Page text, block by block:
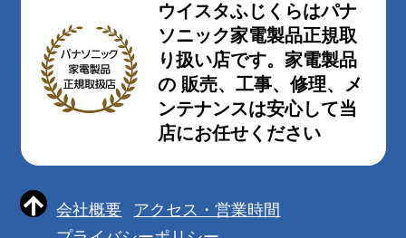
ウイスタふじくらはパナ
ソニック家電製品正規取
り扱い店です。家電製品
の 販売、工事、修理、メ
ンテナンスは安心して当
店にお任せください
会社概要
アクセス・営業時間